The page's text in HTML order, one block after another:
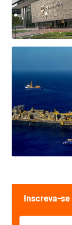
Inscreva-se